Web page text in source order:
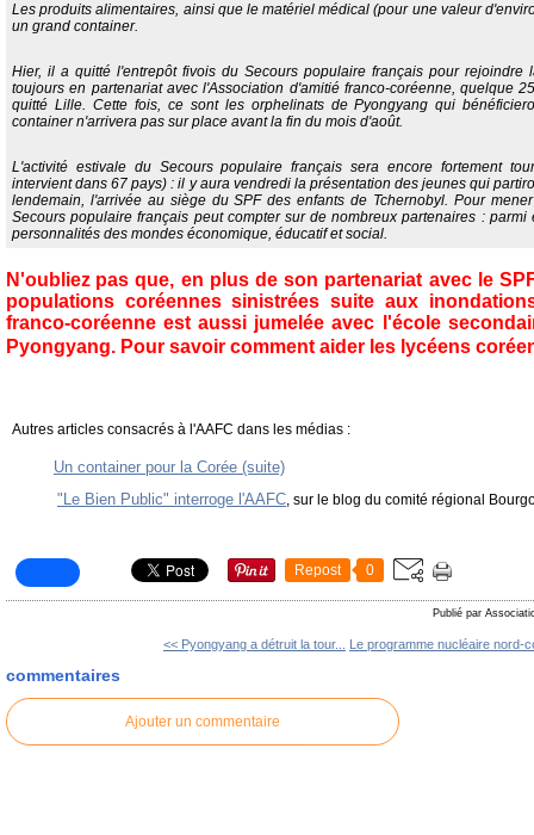
Les produits alimentaires, ainsi que le matériel médical (pour une valeur
un grand container.
Hier, il a quitté l'entrepôt fivois du Secours populaire français pour rejoindre
toujours en partenariat avec l'Association d'amitié franco-coréenne, quelque
quitté Lille. Cette fois, ce sont les orphelinats de Pyongyang qui
container n'arrivera pas sur place avant la fin du mois d'août.
L'activité estivale du Secours populaire français sera encore fortement
intervient dans 67 pays) : il y aura vendredi la présentation des jeunes qui
lendemain, l'arrivée au siège du SPF des enfants de Tchernobyl. Pour
Secours populaire français peut compter sur de nombreux partenaires :
personnalités des mondes économique, éducatif et social.
N'oubliez pas que, en plus de son partenariat avec le
populations coréennes sinistrées suite aux
franco-coréenne est aussi jumelée avec l'école
Pyongyang. Pour savoir comment aider les lycéens
Autres articles consacrés à l'AAFC dans les médias :
Un container pour la Corée (suite)
"Le Bien Public" interroge l'AAFC, sur le blog du comité régional
Repost 0
Publié par
<< Pyongyang a détruit la tour... Le programme nucléaire nord-
commentaires
Ajouter un commentaire